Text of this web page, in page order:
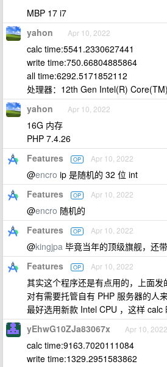
MBP 17 i7
yahon Apr 10, 2022
calc time:5541.2330627441
write time:750.66804885864
all time:6292.5171852112
处理器：12th Gen Intel(R)
yahon Apr 10, 2022
16G 内存
PHP 7.4.26
Features OP Apr 10, 2022
@encro ip 是随机的 32 位 int
Features OP Apr 10, 2022
@encro 随机的
Features OP Apr 10, 2022
@kingjpa 毕竟当年的顶级旗舰，还
Features OP Apr 10, 2022
其实这个程序还是有点用的，上面发
对有需要托管自有 PHP 服务器的人
最好选用新款 Intel CPU ，这样 calc
yEhwG10ZJa83067x Apr 10, 2022
calc time:9163.7020111084
write time:1329.2951583862